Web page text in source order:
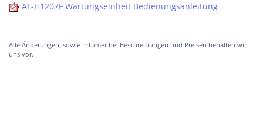
AL-H1207F Wartungseinheit Bedienungsanleitung
Alle Änderungen, sowie Irrtümer bei Beschreibungen und Preisen behalten wir
uns vor.